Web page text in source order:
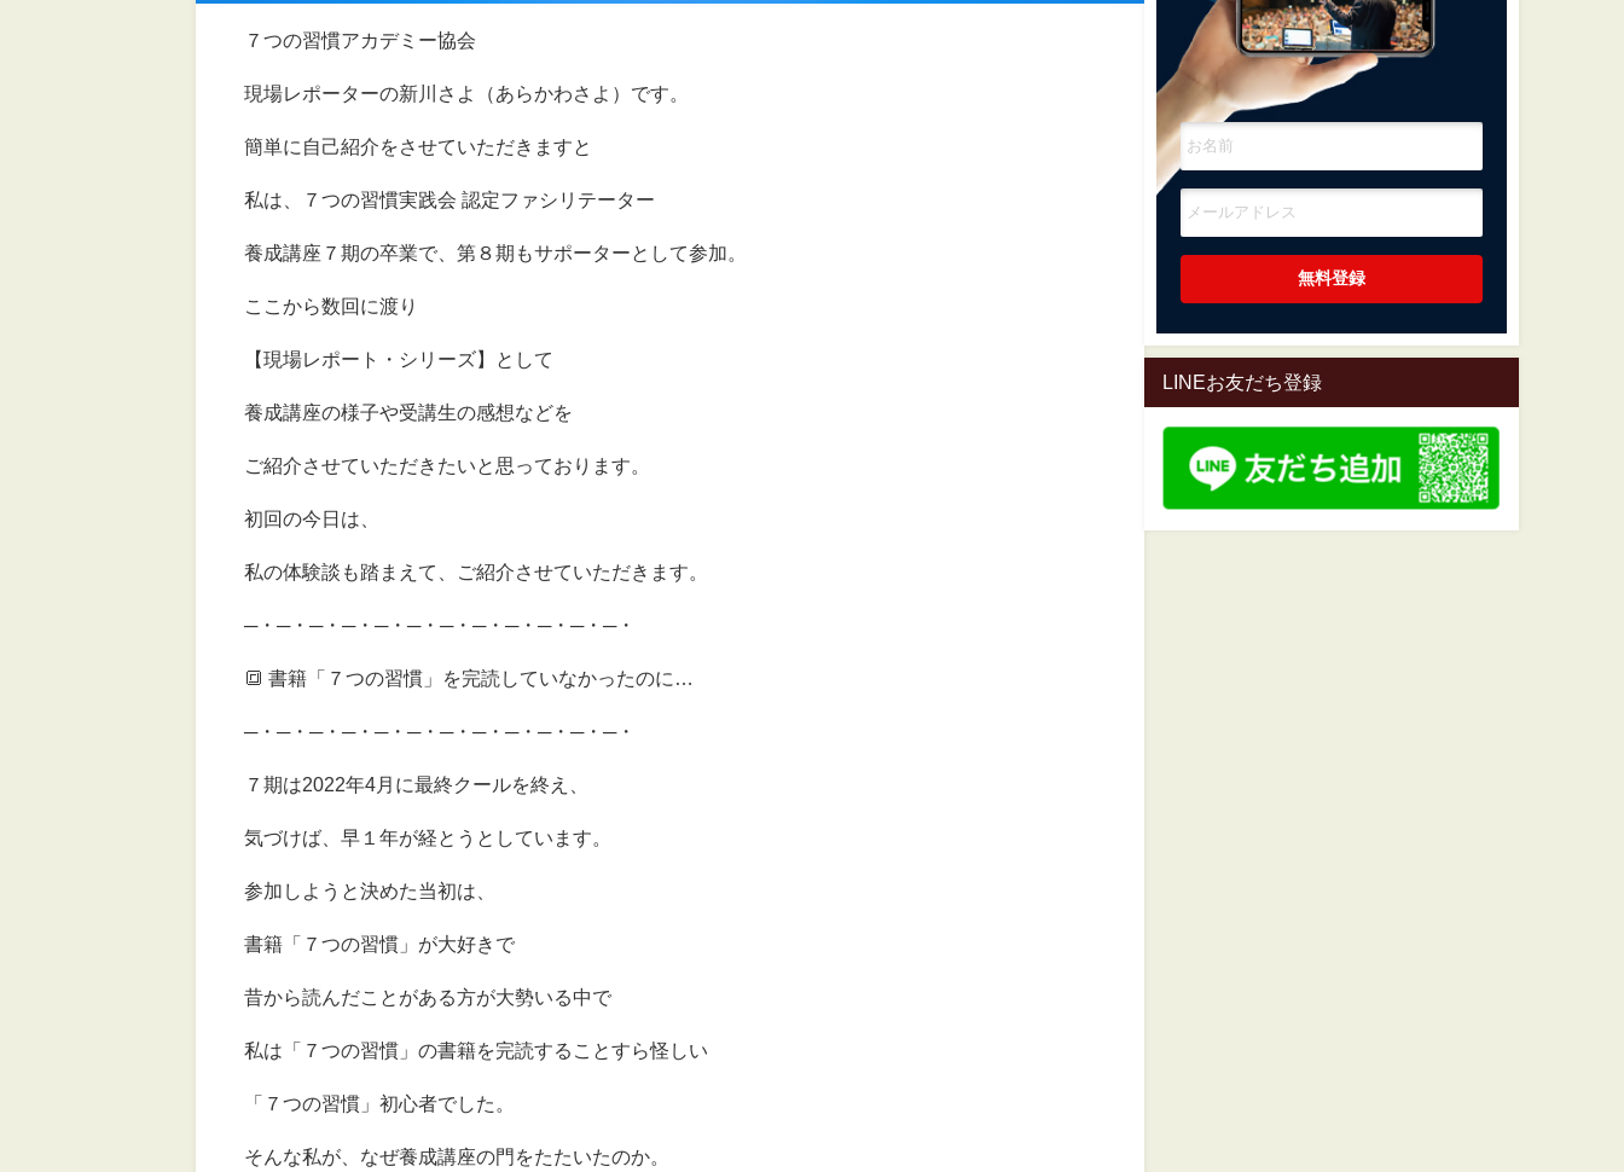
７つの習慣アカデミー協会
現場レポーターの新川さよ（あらかわさよ）です。
簡単に自己紹介をさせていただきますと
私は、７つの習慣実践会 認定ファシリテーター
養成講座７期の卒業で、第８期もサポーターとして参加。
ここから数回に渡り
【現場レポート・シリーズ】として
養成講座の様子や受講生の感想などを
ご紹介させていただきたいと思っております。
初回の今日は、
私の体験談も踏まえて、ご紹介させていただきます。
─・─・─・─・─・─・─・─・─・─・─・─・
🔳 書籍「７つの習慣」を完読していなかったのに…
─・─・─・─・─・─・─・─・─・─・─・─・
７期は2022年4月に最終クールを終え、
気づけば、早１年が経とうとしています。
参加しようと決めた当初は、
書籍「７つの習慣」が大好きで
昔から読んだことがある方が大勢いる中で
私は「７つの習慣」の書籍を完読することすら怪しい
「７つの習慣」初心者でした。
そんな私が、なぜ養成講座の門をたたいたのか。
LINEお友だち登録